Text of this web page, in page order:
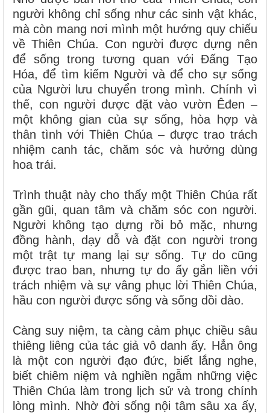
người không chỉ sống như các sinh vật khác,
mà còn mang nơi mình một hướng quy chiếu
về Thiên Chúa. Con người được dựng nên
để sống trong tương quan với Đấng Tạo
Hóa, để tìm kiếm Người và để cho sự sống
của Người lưu chuyển trong mình. Chính vì
thế, con người được đặt vào vườn Êđen –
một không gian của sự sống, hòa hợp và
thân tình với Thiên Chúa – được trao trách
nhiệm canh tác, chăm sóc và hưởng dùng
hoa trái.
Trình thuật này cho thấy một Thiên Chúa rất
gần gũi, quan tâm và chăm sóc con người.
Người không tạo dựng rồi bỏ mặc, nhưng
đồng hành, dạy dỗ và đặt con người trong
một trật tự mang lại sự sống. Tự do cũng
được trao ban, nhưng tự do ấy gắn liền với
trách nhiệm và sự vâng phục lời Thiên Chúa,
hầu con người được sống và sống dồi dào.
Càng suy niệm, ta càng cảm phục chiều sâu
thiêng liêng của tác giả vô danh ấy. Hẳn ông
là một con người đạo đức, biết lắng nghe,
biết chiêm niệm và nghiền ngẫm những việc
Thiên Chúa làm trong lịch sử và trong chính
lòng mình. Nhờ đời sống nội tâm sâu xa ấy,